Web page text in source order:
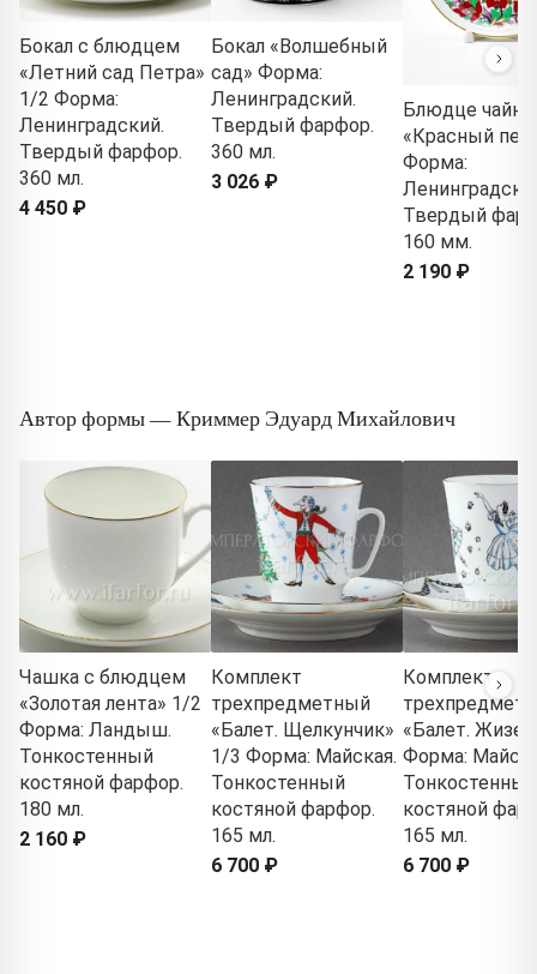
Бокал с блюдцем
«Летний сад Петра»
1/2 Форма:
Ленинградский.
Твердый фарфор.
360 мл.
4 450 ₽
Бокал «Волшебный
сад» Форма:
Ленинградский.
Твердый фарфор.
360 мл.
3 026 ₽
Блюдце
«Красный
Форма:
Твердый
160 мм.
2 190 ₽
Автор формы — Криммер Эдуард Михайлович
Чашка с блюдцем
«Золотая лента» 1/2
Форма: Ландыш.
Тонкостенный
костяной фарфор.
180 мл.
2 160 ₽
Комплект
трехпредметный
«Балет. Щелкунчик»
1/3 Форма: Майская.
Тонкостенный
костяной фарфор.
165 мл.
6 700 ₽
Комплект
«Балет.
Форма:
Тонкостенный
костяной
165 мл.
6 700 ₽